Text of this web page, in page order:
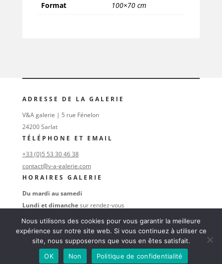
Format
100×70 cm
ADRESSE DE LA GALERIE
V&A galerie | 5 rue Fénelon
24200 Sarlat
TÉLÉPHONE ET EMAIL
+33 (0)5 53 30 46 38
contact@v-a-galerie.com
HORAIRES GALERIE
Du mardi au samedi
Lundi et dimanchesur rendez-vous
au
+33 (0)6 16 74 47 38
SUIVEZ-NOUS
Nous utilisons des cookies pour vous garantir la meilleure
expérience sur notre site web. Si vous continuez à utiliser ce
site, nous supposerons que vous en êtes satisfait.
OK
Non Politique de confidentialité